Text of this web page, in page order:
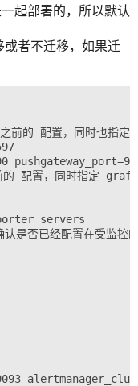
一起部署的，所以默认
或者不迁移，如果迁
的 配置，同时也指定
配置，同时指定
servers
否已经配置在受监控